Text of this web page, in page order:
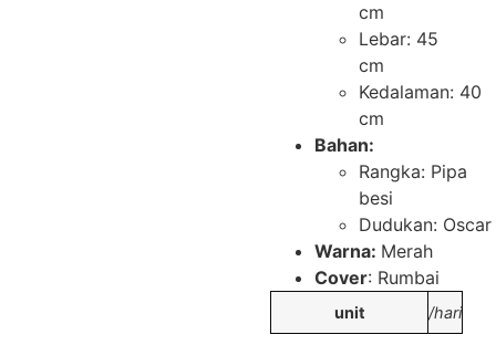
cm
Lebar: 45
cm
Kedalaman: 40
cm
Bahan:
Rangka: Pipa
besi
Dudukan: Oscar
Warna: Merah
Cover: Rumbai
unit /hari